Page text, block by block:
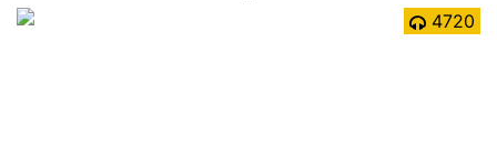
4720